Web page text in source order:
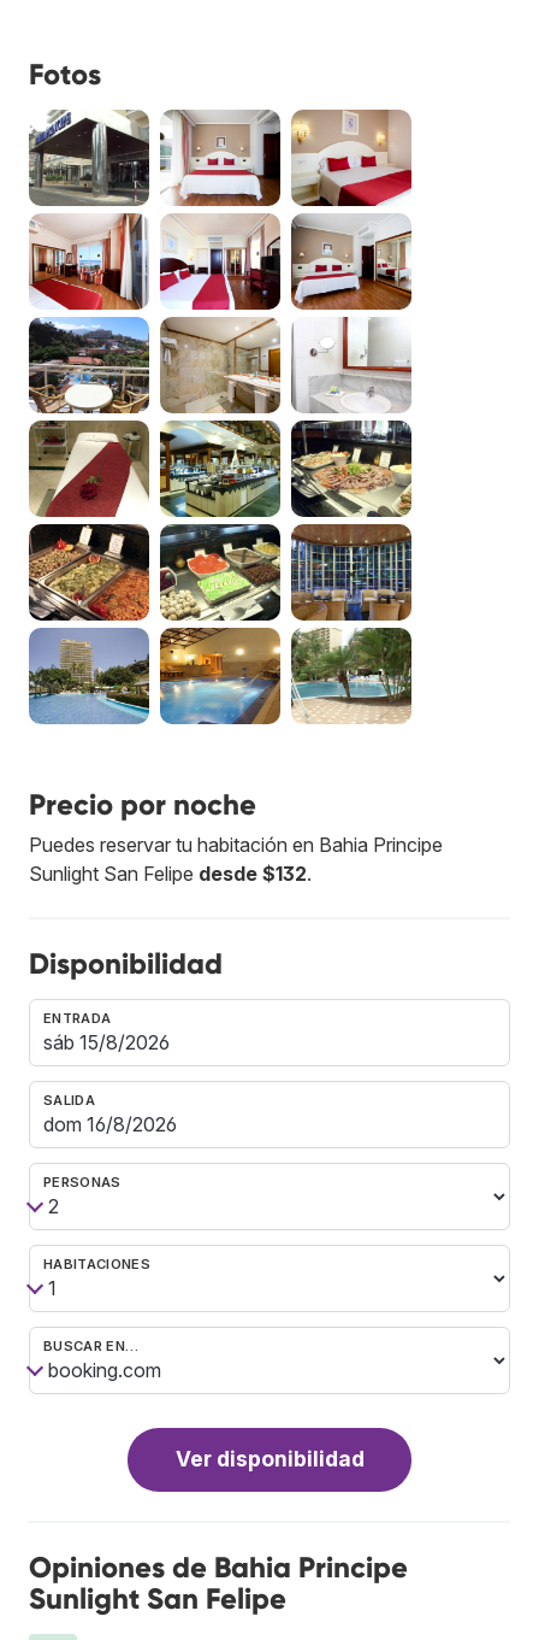
Fotos
Precio por noche
Puedes reservar tu habitación en Bahia Principe
Sunlight San Felipe desde $132.
Disponibilidad
ENTRADA
SALIDA
PERSONAS
HABITACIONES
BUSCAR EN…
Ver disponibilidad
Opiniones de Bahia Principe
Sunlight San Felipe